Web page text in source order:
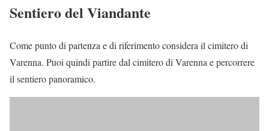
Sentiero del Viandante
Come punto di partenza e di riferimento considera il cimitero di
Varenna. Puoi quindi partire dal cimitero di Varenna e percorrere
il sentiero panoramico.